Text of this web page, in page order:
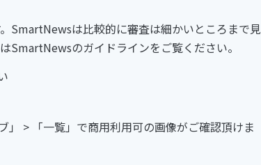
SmartNewsは比較的に審査は細かいところまで見
SmartNewsのガイドラインをご覧ください。
」 > 「一覧」で商用利用可の画像がご確認頂けま